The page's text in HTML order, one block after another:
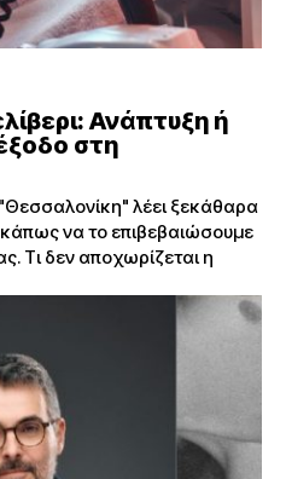
Ανάπτυξη ή
στη
λέει ξεκάθαρα
κάπως να το επιβεβαιώσουμε
Τι δεν αποχωρίζεται η